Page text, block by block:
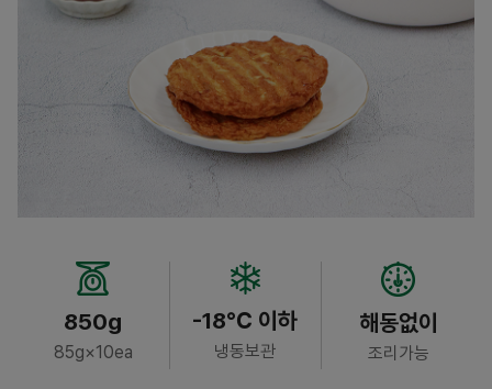
850g
85g×10ea
-18℃ 이하
냉동보관
해동없이
조리가능